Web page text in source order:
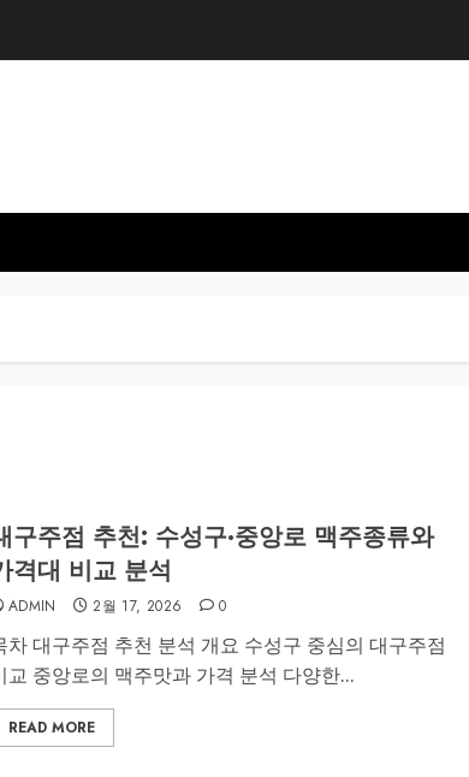
구주점 추천: 수성구·중앙로 맥주종류와
격대 비교 분석
ADMIN 2월 17, 2026 0
차 대구주점 추천 분석 개요 수성구 중심의 대구주점
교 중앙로의 맥주맛과 가격 분석 다양한...
READ MORE